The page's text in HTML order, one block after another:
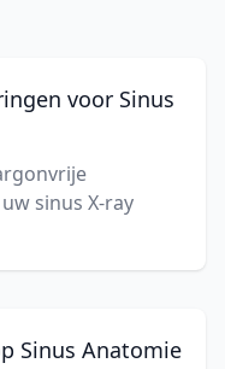
voor Sinus
sinus X-ray
Sinus Anatomie